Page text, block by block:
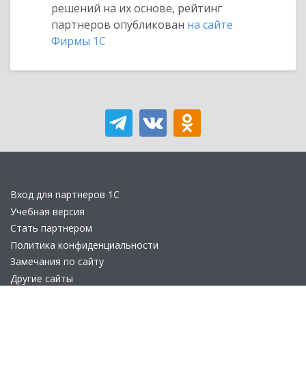
решений на их основе, рейтинг
партнеров опубликован на сайте
Фирмы 1С
Вход для партнеров 1С
Учебная версия
Стать партнером
Политика конфиденциальности
Замечания по сайту
Другие сайты